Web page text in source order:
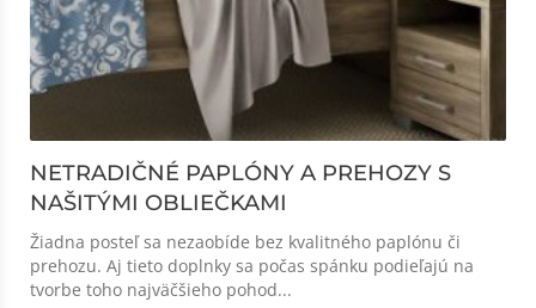
NETRADIČNÉ PAPLÓNY A PREHOZY S
NAŠITÝMI OBLIEČKAMI
Žiadna posteľ sa nezaobíde bez kvalitného paplónu či
prehozu. Aj tieto doplnky sa počas spánku podieľajú na
tvorbe toho najväčšieho pohod...